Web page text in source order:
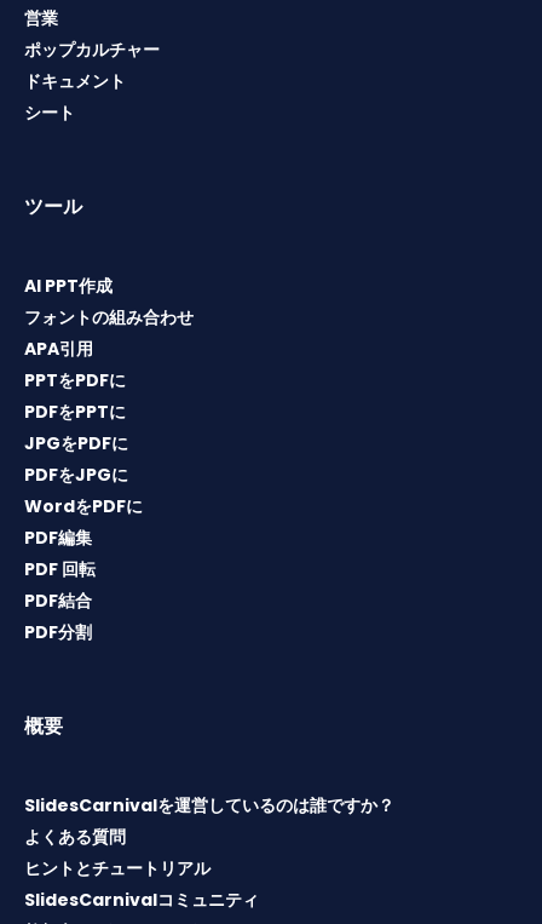
営業
ポップカルチャー
ドキュメント
シート
ツール
AI PPT作成
フォントの組み合わせ
APA引用
PPTをPDFに
PDFをPPTに
JPGをPDFに
PDFをJPGに
WordをPDFに
PDF編集
PDF 回転
PDF結合
PDF分割
概要
SlidesCarnivalを運営しているのは誰ですか？
よくある質問
ヒントとチュートリアル
SlidesCarnivalコミュニティ